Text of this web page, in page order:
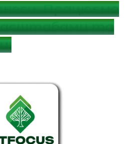
Працюємо
та